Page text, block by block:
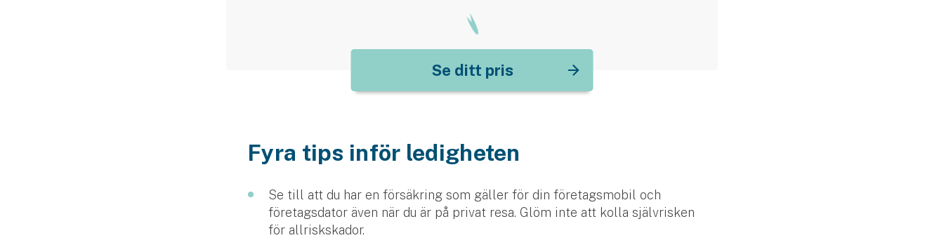
Se alla försäkringar
Se ditt pris
Fyra tips inför ledigheten
Se till att du har en försäkring som gäller för din företagsmobil och
företagsdator även när du är på privat resa. Glöm inte att kolla självrisken
för allriskskador.